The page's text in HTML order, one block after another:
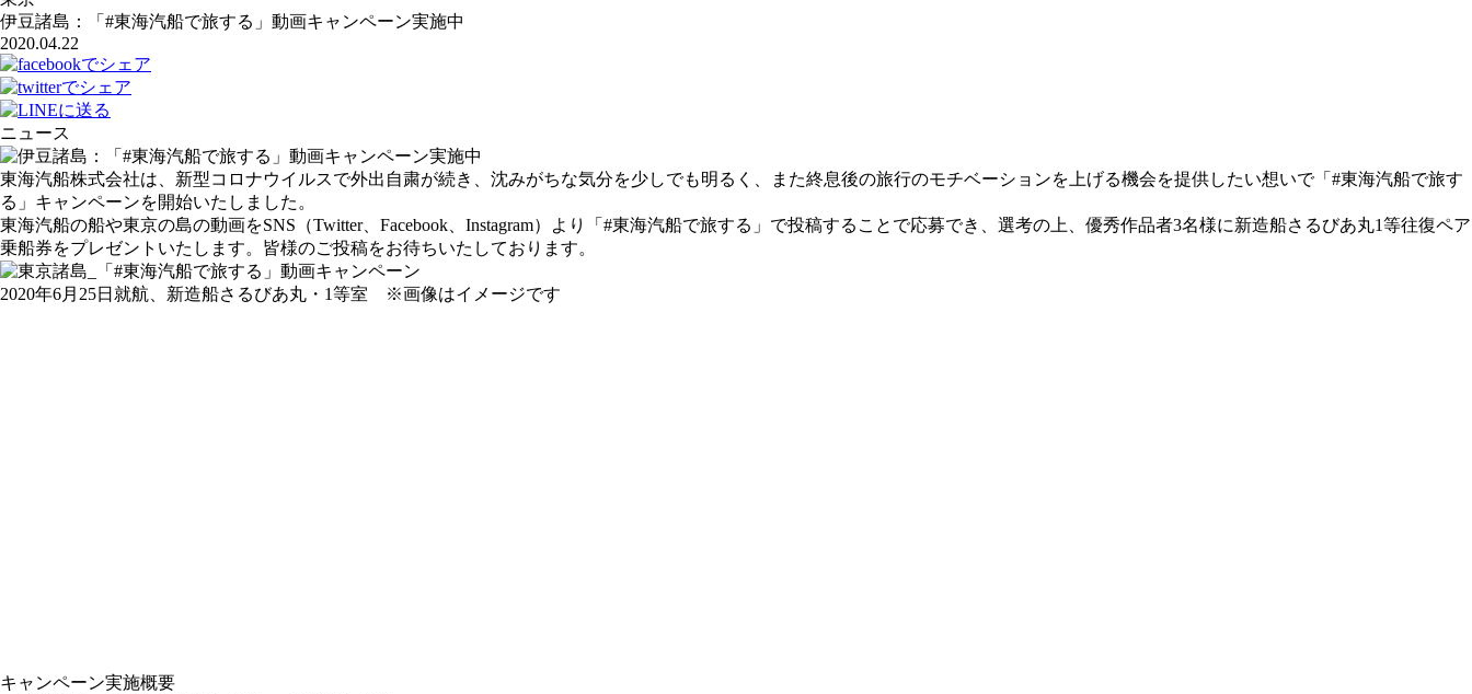
伊豆諸島：「#東海汽船で旅する」動画キャンペーン実施中
2020.04.22
ニュース
東海汽船株式会社は、新型コロナウイルスで外出自粛が続き、沈みがちな気分を少しでも明るく、また終息後の旅行のモチベーションを上げる機会を提供したい想いで「#東海汽船で旅す
る」キャンペーンを開始いたしました。
東海汽船の船や東京の島の動画をSNS（Twitter、Facebook、Instagram）より「#東海汽船で旅する」で投稿することで応募でき、選考の上、優秀作品者3名様に新造船さるびあ丸1等往復ペア
乗船券をプレゼントいたします。皆様のご投稿をお待ちいたしております。
2020年6月25日就航、新造船さるびあ丸・1等室 ※画像はイメージです
キャンペーン実施概要